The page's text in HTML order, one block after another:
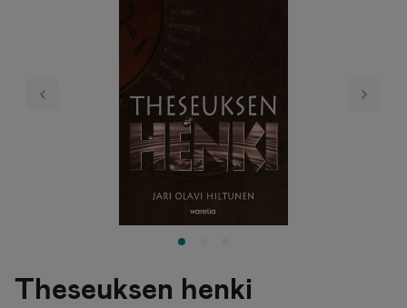
Previous Next
Theseuksen henki